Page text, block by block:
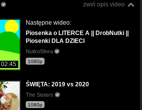
zwiń opis video
02:45
Następne wideo:
Piosenka o LITERCE A || DrobNutki ||
Piosenki DLA DZIECI
NutkoSfera
1080p
ŚWIĘTA: 2019 vs 2020
The Sisters
1080p